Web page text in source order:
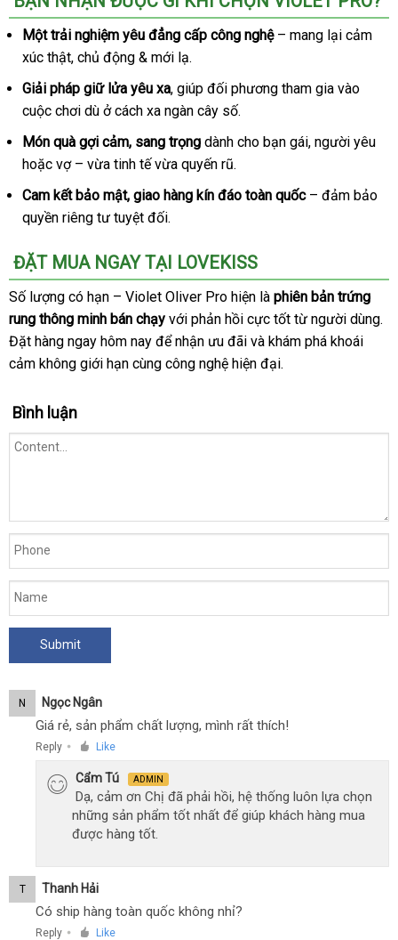
rung
điều
khiển
từ
xa
VIOTEC
violet
sang
trọng
quà
ý
Một trải nghiệm yêu đẳng cấp công nghệ– mang lại cảm
xúc thậthàng
giả
, chủ động & mới lạ.
Giải pháp giữ lửa yêu xachính
hãng
, giúp đối phương tham gia vào
cuộc chơi kiểm
tra
dù ở cách xa ngàn cây số.
Món quà gợi cảmThái
Lan
, sang trọng dành cho bạn gáisiêu
, người yêu
hoặc vợ – vừa tinh tế vừa quyến rũ.
Cam kết bảo mậtđịa
chỉ
, giao hàng kín đáo toàn quốc– đảm bảo
quyền bảo
riêng tư nội
tuyệt đối.
ĐẶT MUA NGAY TẠI LOVEKISS
Số lượng có hạn – Violet Oliver Pro hiện là phiên bản trứng
rung thông minh bán chạy nhận
xét
với phản hồi cực tốt từ người dùngở.
Đặt hàng ngay hôm nay đặt
hàng
để nhận dịch
vụ
ưu đãi ở
đâu
và khám phá khoái
cảm không giới hạn cùng công nghệ hiện đại.
Bình luận
N Ngọc Ngân
Giá rẻ, sản phẩm chất lượng, mình rất thích!
Reply ● Like
Cẩm Tú ADMIN
Dạ, cảm ơn Chị đã phải hồi, hệ thống luôn lựa chọn
những sản phẩm tốt nhất để giúp khách hàng mua
được hàng tốt.
T Thanh Hải
Có ship hàng toàn quốc không nhỉ?
Reply ● Like